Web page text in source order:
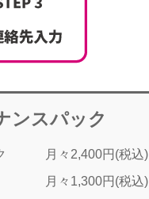
ンスパック
月々2,400円(税込)
月々1,300円(税込)